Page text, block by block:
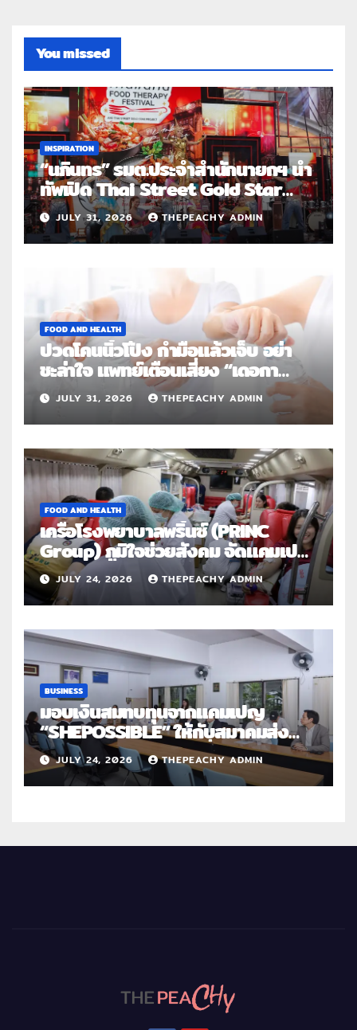
You missed
INSPIRATION
“นภินทร” รมต.ประจำสำนักนายกฯ นำ
ทัพเปิด Thai Street Gold Star
Roadshow 3 จังหวัดต้นแบบ
JULY 31, 2026 THEPEACHY ADMIN
FOOD AND HEALTH
ปวดโคนนิ้วโป้ง กำมือแล้วเจ็บ อย่า
ชะล่าใจ แพทย์เตือนเสี่ยง “เดอกา
แวง” โรคปลอกหุ้มเอ็นอักเสบจากการ
ใช้งานซ้ำ
JULY 31, 2026 THEPEACHY ADMIN
FOOD AND HEALTH
เครือโรงพยาบาลพริ้นซ์ (PRINC
Group) ภูมิใจช่วยสังคม จัดแคมเปญ
ใหญ่ระดับประเทศ “PRINC ผสาน :
สานต่อการให้ไม่สิ้นสุด”
JULY 24, 2026 THEPEACHY ADMIN
BUSINESS
มอบเงินสมทบทุนจากแคมเปญ
“SHEPOSSIBLE” ให้กับสมาคมส่ง
เสริมสถานภาพสตรีฯ เนื่องในวันสตรี
สากล 2569
JULY 24, 2026 THEPEACHY ADMIN